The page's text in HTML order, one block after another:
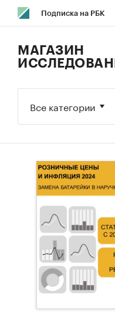
Подписка на РБК
Исследования
МАГАЗИН
Все категории